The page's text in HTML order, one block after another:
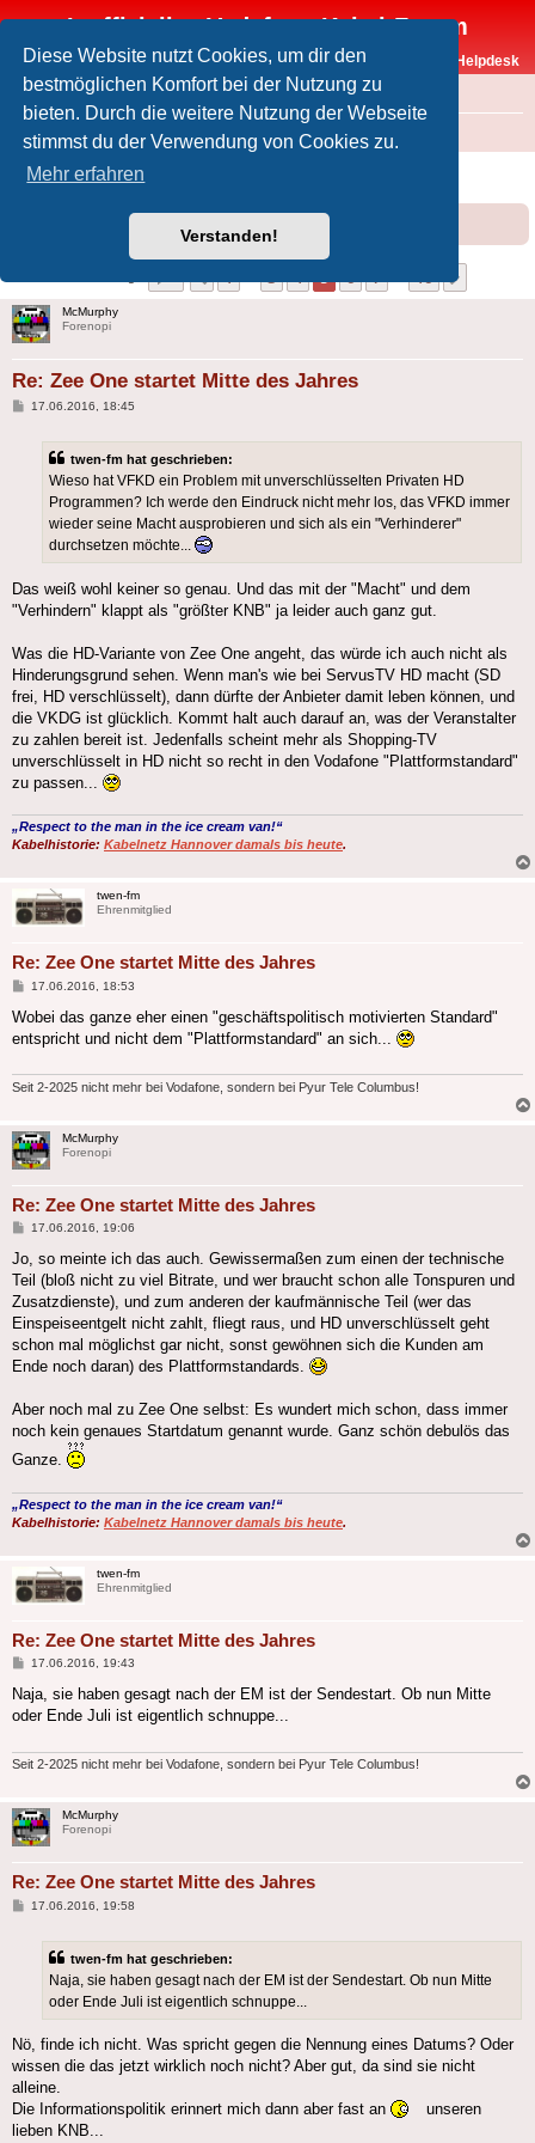
Diese Website nutzt Cookies, um dir den
bestmöglichen Komfort bei der Nutzung zu
bieten. Durch die weitere Nutzung der Webseite
stimmst du der Verwendung von Cookies zu.
Mehr erfahren
Verstanden!
Inoffizielles Vodafone-Kabel-Forum
Vodafone-Kabel-Helpdesk
FAQ
Foren-Übersicht Offtopic
Zee One startet Mitte des Jahres
Vorherige
1 3 4 5 6 7 16
McMurphy
Forenopi
Re: Zee One startet Mitte des Jahres
Beitrag
17.06.2016, 18:45
twen-fm hat geschrieben:
Wieso hat VFKD ein Problem mit unverschlüsselten Privaten HD
Programmen? Ich werde den Eindruck nicht mehr los, das VFKD immer
wieder seine Macht ausprobieren und sich als ein "Verhinderer"
durchsetzen möchte...
Das weiß wohl keiner so genau. Und das mit der "Macht" und dem
"Verhindern" klappt als "größter KNB" ja leider auch ganz gut.
Was die HD-Variante von Zee One angeht, das würde ich auch nicht als
Hinderungsgrund sehen. Wenn man's wie bei ServusTV HD macht (SD
frei, HD verschlüsselt), dann dürfte der Anbieter damit leben können, und
die VKDG ist glücklich. Kommt halt auch darauf an, was der Veranstalter
zu zahlen bereit ist. Jedenfalls scheint mehr als Shopping-TV
unverschlüsselt in HD nicht so recht in den Vodafone "Plattformstandard"
zu passen...
„Respect to the man in the ice cream van!“
Kabelhistorie: Kabelnetz Hannover damals bis heute.
twen-fm
Ehrenmitglied
Re: Zee One startet Mitte des Jahres
Beitrag
17.06.2016, 18:53
Wobei das ganze eher einen "geschäftspolitisch motivierten Standard"
entspricht und nicht dem "Plattformstandard" an sich...
Seit 2-2025 nicht mehr bei Vodafone, sondern bei Pyur Tele Columbus!
McMurphy
Forenopi
Re: Zee One startet Mitte des Jahres
Beitrag
17.06.2016, 19:06
Jo, so meinte ich das auch. Gewissermaßen zum einen der technische
Teil (bloß nicht zu viel Bitrate, und wer braucht schon alle Tonspuren und
Zusatzdienste), und zum anderen der kaufmännische Teil (wer das
Einspeiseentgelt nicht zahlt, fliegt raus, und HD unverschlüsselt geht
schon mal möglichst gar nicht, sonst gewöhnen sich die Kunden am
Ende noch daran) des Plattformstandards.
Aber noch mal zu Zee One selbst: Es wundert mich schon, dass immer
noch kein genaues Startdatum genannt wurde. Ganz schön debulös das
Ganze.
„Respect to the man in the ice cream van!“
Kabelhistorie: Kabelnetz Hannover damals bis heute.
twen-fm
Ehrenmitglied
Re: Zee One startet Mitte des Jahres
Beitrag
17.06.2016, 19:43
Naja, sie haben gesagt nach der EM ist der Sendestart. Ob nun Mitte
oder Ende Juli ist eigentlich schnuppe...
Seit 2-2025 nicht mehr bei Vodafone, sondern bei Pyur Tele Columbus!
McMurphy
Forenopi
Re: Zee One startet Mitte des Jahres
Beitrag
17.06.2016, 19:58
twen-fm hat geschrieben:
Naja, sie haben gesagt nach der EM ist der Sendestart. Ob nun Mitte
oder Ende Juli ist eigentlich schnuppe...
Nö, finde ich nicht. Was spricht gegen die Nennung eines Datums? Oder
wissen die das jetzt wirklich noch nicht? Aber gut, da sind sie nicht
alleine.
Die Informationspolitik erinnert mich dann aber fast an
unseren
lieben KNB...